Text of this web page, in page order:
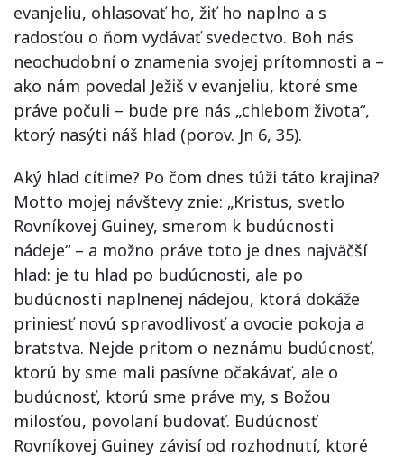
evanjeliu, ohlasovať ho, žiť ho naplno a s
radosťou o ňom vydávať svedectvo. Boh nás
neochudobní o znamenia svojej prítomnosti a –
ako nám povedal Ježiš v evanjeliu, ktoré sme
práve počuli – bude pre nás „chlebom života“,
ktorý nasýti náš hlad (porov. Jn 6, 35).
Aký hlad cítime? Po čom dnes túži táto krajina?
Motto mojej návštevy znie: „Kristus, svetlo
Rovníkovej Guiney, smerom k budúcnosti
nádeje“ – a možno práve toto je dnes najväčší
hlad: je tu hlad po budúcnosti, ale po
budúcnosti naplnenej nádejou, ktorá dokáže
priniesť novú spravodlivosť a ovocie pokoja a
bratstva. Nejde pritom o neznámu budúcnosť,
ktorú by sme mali pasívne očakávať, ale o
budúcnosť, ktorú sme práve my, s Božou
milosťou, povolaní budovať. Budúcnosť
Rovníkovej Guiney závisí od rozhodnutí, ktoré